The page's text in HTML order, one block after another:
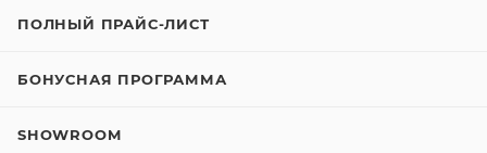
ПОЛНЫЙ ПРАЙС-ЛИСТ
БОНУСНАЯ ПРОГРАММА
SHOWROOM